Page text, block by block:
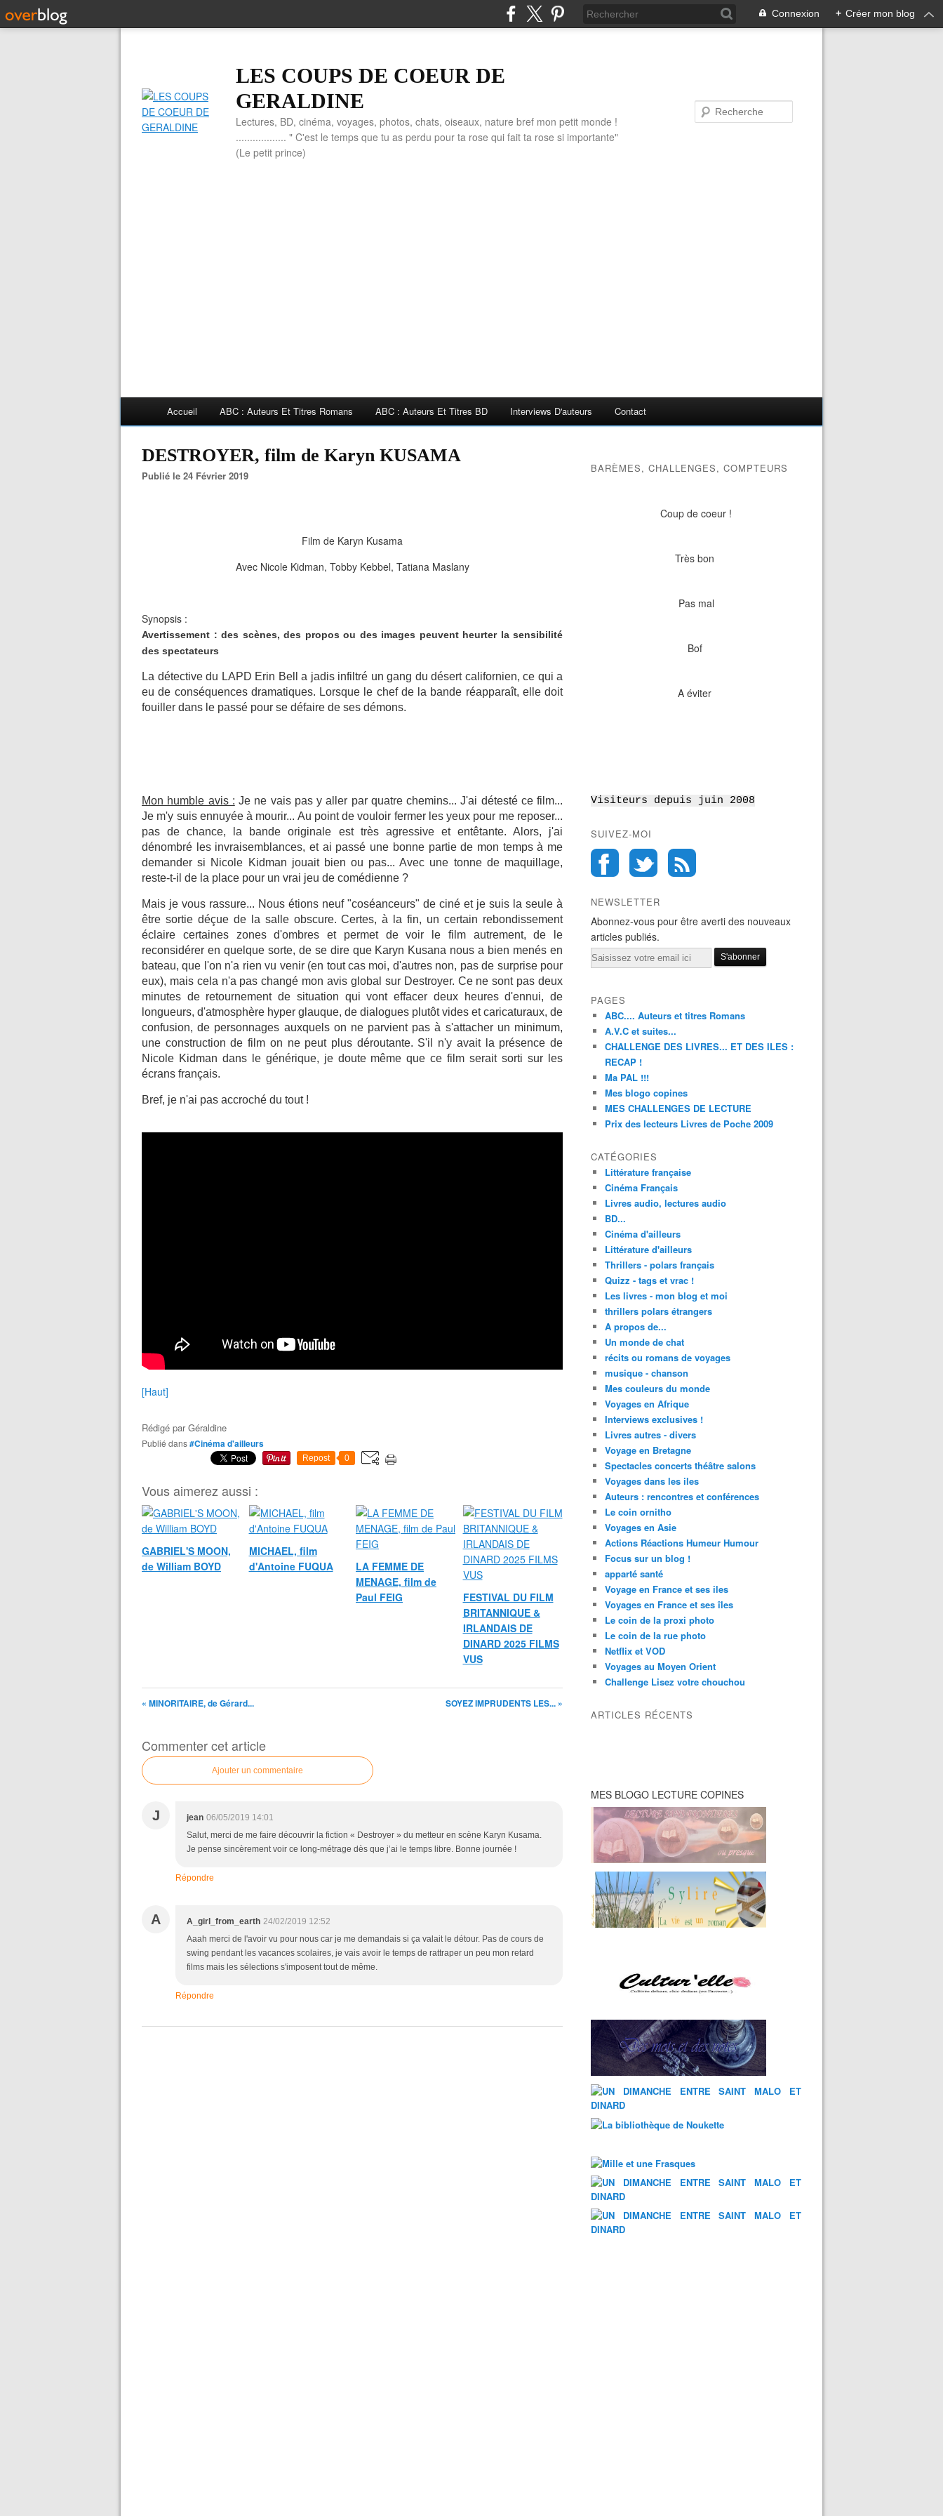
Connexion + Créer mon blog
LES COUPS DE COEUR DE
GERALDINE
Lectures, BD, cinéma, voyages, photos, chats, oiseaux, nature bref mon petit monde !
.................. " C'est le temps que tu as perdu pour ta rose qui fait ta rose si importante"
(Le petit prince)
Accueil ABC : Auteurs Et Titres Romans ABC : Auteurs Et Titres BD Interviews D'auteurs Contact
DESTROYER, film de Karyn KUSAMA
Publié le 24 Février 2019
Film de Karyn Kusama
Avec Nicole Kidman, Tobby Kebbel, Tatiana Maslany
Synopsis :
Avertissement : des scènes, des propos ou des images peuvent heurter la sensibilité
des spectateurs
La détective du LAPD Erin Bell a jadis infiltré un gang du désert californien, ce qui a
eu de conséquences dramatiques. Lorsque le chef de la bande réapparaît, elle doit
fouiller dans le passé pour se défaire de ses démons.
Mon humble avis : Je ne vais pas y aller par quatre chemins... J'ai détesté ce film...
Je m'y suis ennuyée à mourir... Au point de vouloir fermer les yeux pour me reposer...
pas de chance, la bande originale est très agressive et entêtante. Alors, j'ai
dénombré les invraisemblances, et ai passé une bonne partie de mon temps à me
demander si Nicole Kidman jouait bien ou pas... Avec une tonne de maquillage,
reste-t-il de la place pour un vrai jeu de comédienne ?
Mais je vous rassure... Nous étions neuf "coséanceurs" de ciné et je suis la seule à
être sortie déçue de la salle obscure. Certes, à la fin, un certain rebondissement
éclaire certaines zones d'ombres et permet de voir le film autrement, de le
reconsidérer en quelque sorte, de se dire que Karyn Kusana nous a bien menés en
bateau, que l'on n'a rien vu venir (en tout cas moi, d'autres non, pas de surprise pour
eux), mais cela n'a pas changé mon avis global sur Destroyer. Ce ne sont pas deux
minutes de retournement de situation qui vont effacer deux heures d'ennui, de
longueurs, d'atmosphère hyper glauque, de dialogues plutôt vides et caricaturaux, de
confusion, de personnages auxquels on ne parvient pas à s'attacher un minimum,
une construction de film on ne peut plus déroutante. S'il n'y avait la présence de
Nicole Kidman dans le générique, je doute même que ce film serait sorti sur les
écrans français.
Bref, je n'ai pas accroché du tout !
[Haut]
Rédigé parGéraldine
Publié dans#Cinéma d'ailleurs
Repost 0
Vous aimerez aussi :
GABRIEL'S MOON,
de William BOYD
MICHAEL, film
d'Antoine FUQUA
LA FEMME DE
MENAGE, film de
Paul FEIG
FESTIVAL DU FILM
BRITANNIQUE &
IRLANDAIS DE
DINARD 2025 FILMS
VUS
« MINORITAIRE, de Gérard... SOYEZ IMPRUDENTS LES... »
Commenter cet article
Ajouter un commentaire
J jean 06/05/2019 14:01
Salut, merci de me faire découvrir la fiction « Destroyer » du metteur en scène Karyn Kusama.
Je pense sincèrement voir ce long-métrage dès que j’ai le temps libre. Bonne journée !
Répondre
A A_girl_from_earth 24/02/2019 12:52
Aaah merci de l'avoir vu pour nous car je me demandais si ça valait le détour. Pas de cours de
swing pendant les vacances scolaires, je vais avoir le temps de rattraper un peu mon retard
films mais les sélections s'imposent tout de même.
Répondre
BARÈMES, CHALLENGES, COMPTEURS
Coup de coeur !
Très bon
Pas mal
Bof
A éviter
Visiteurs depuis juin 2008
SUIVEZ-MOI
NEWSLETTER
Abonnez-vous pour être averti des nouveaux
articles publiés.
Email
PAGES
ABC.... Auteurs et titres Romans
A.V.C et suites...
CHALLENGE DES LIVRES... ET DES ILES :
RECAP !
Ma PAL !!!
Mes blogo copines
MES CHALLENGES DE LECTURE
Prix des lecteurs Livres de Poche 2009
CATÉGORIES
Littérature française
Cinéma Français
Livres audio, lectures audio
BD...
Cinéma d'ailleurs
Littérature d'ailleurs
Thrillers - polars français
Quizz - tags et vrac !
Les livres - mon blog et moi
thrillers polars étrangers
A propos de...
Un monde de chat
récits ou romans de voyages
musique - chanson
Mes couleurs du monde
Voyages en Afrique
Interviews exclusives !
Livres autres - divers
Voyage en Bretagne
Spectacles concerts théâtre salons
Voyages dans les iles
Auteurs : rencontres et conférences
Le coin ornitho
Voyages en Asie
Actions Réactions Humeur Humour
Focus sur un blog !
apparté santé
Voyage en France et ses iles
Voyages en France et ses îles
Le coin de la proxi photo
Le coin de la rue photo
Netflix et VOD
Voyages au Moyen Orient
Challenge Lisez votre chouchou
ARTICLES RÉCENTS
MES BLOGO LECTURE COPINES